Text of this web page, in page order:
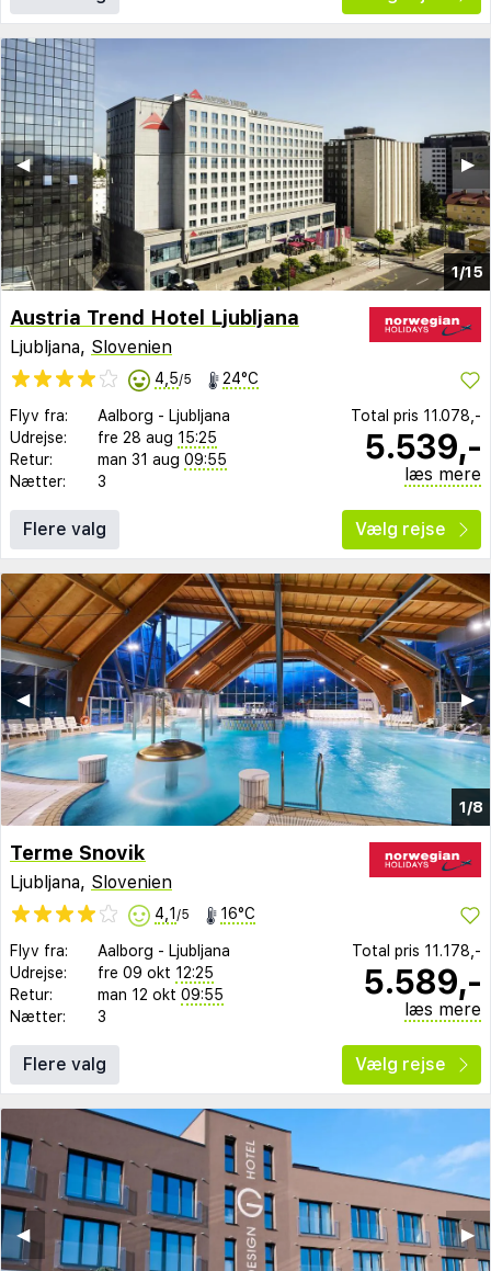
1/15
▶︎
◀︎
Austria Trend Hotel Ljubljana
Ljubljana, Slovenien
4,5/5 24°C
Flyv fra: Aalborg - Ljubljana
Udrejse:
fre 28 aug 15:25
Retur:
man 31 aug 09:55
Nætter:
3
Total pris 11.078,-
5.539,-
læs mere
Flere valg Vælg rejse
1/8
▶︎
◀︎
Terme Snovik
Ljubljana, Slovenien
4,1 /5 16°C
Flyv fra: Aalborg - Ljubljana
Udrejse:
fre 09 okt 12:25
Retur:
man 12 okt 09:55
Nætter:
3
Total pris 11.178,-
5.589,-
læs mere
Flere valg Vælg rejse
▶︎
◀︎